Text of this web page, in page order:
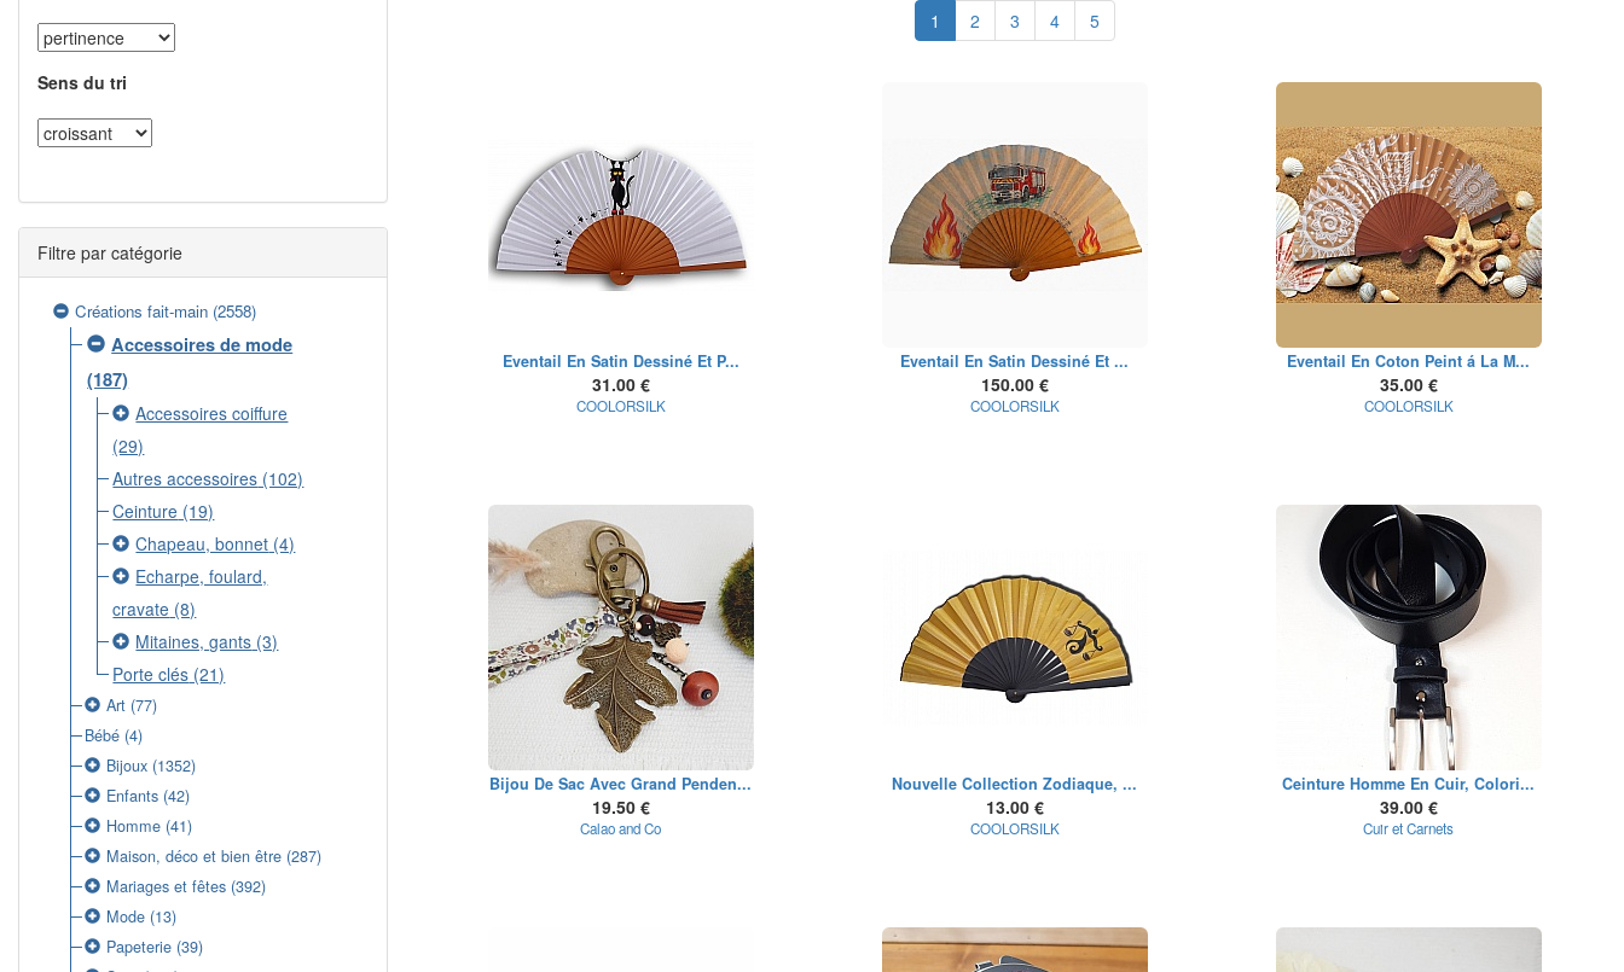
Sens du tri
Filtre par catégorie
Créations fait-main (2558)
Accessoires de mode
(187)
Accessoires coiffure
(29)
Autres accessoires (102)
Ceinture (19)
Chapeau, bonnet (4)
Echarpe, foulard,
cravate (8)
Mitaines, gants (3)
Porte clés (21)
Art (77)
Bébé (4)
Bijoux (1352)
Enfants (42)
Homme (41)
Maison, déco et bien être (287)
Mariages et fêtes (392)
Mode (13)
Papeterie (39)
1 2 3 4 5
Eventail En Satin Dessiné Et P...
31.00 €
COOLORSILK
Eventail En Satin Dessiné Et ...
150.00 €
COOLORSILK
Eventail En Coton Peint á La M...
35.00 €
COOLORSILK
Bijou De Sac Avec Grand Penden...
19.50 €
Calao and Co
Nouvelle Collection Zodiaque, ...
13.00 €
COOLORSILK
Ceinture Homme En Cuir, Colori...
39.00 €
Cuir et Carnets